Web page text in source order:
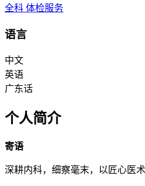
全科 体检服务
语言
中文
英语
广东话
个人简介
寄语
深耕内科，细察毫末，以匠心医